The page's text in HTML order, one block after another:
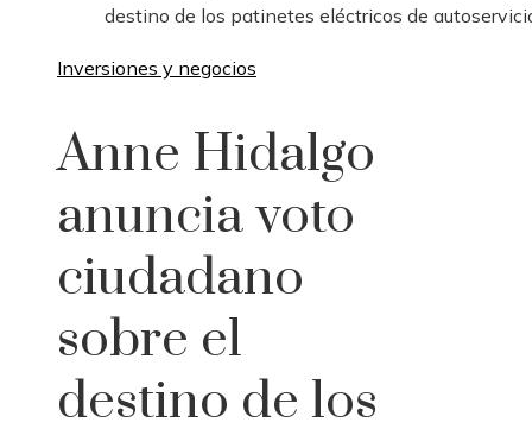
destino de los patinetes eléctricos de
Inversiones y negocios
Anne Hidalgo
anuncia voto
ciudadano
sobre el
destino de los